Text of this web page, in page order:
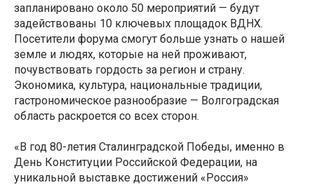
запланировано около 50 мероприятий — будут
задействованы 10 ключевых площадок ВДНХ.
Посетители форума смогут больше узнать о нашей
земле и людях, которые на ней проживают,
почувствовать гордость за регион и страну.
Экономика, культура, национальные традиции,
гастрономическое разнообразие — Волгоградская
область раскроется со всех сторон.
«В год 80-летия Сталинградской Победы, именно в
День Конституции Российской Федерации, на
уникальной выставке достижений «Россия»